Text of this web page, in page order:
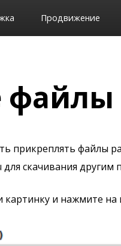
Продвижение
прикреплять файлы
для скачивания
картинку и нажмите